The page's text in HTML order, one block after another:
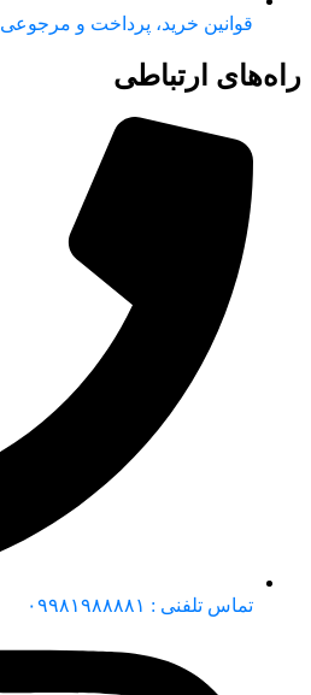
قوانین خرید، پرداخت و مرجوعی
راه‌های ارتباطی
تماس تلفنی : ۰۹۹۸۱۹۸۸۸۸۱